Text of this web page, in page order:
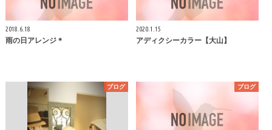
2018.6.18
雨の日アレンジ＊
2020.1.15
アディクシーカラー【大山】
ブログ ブログ